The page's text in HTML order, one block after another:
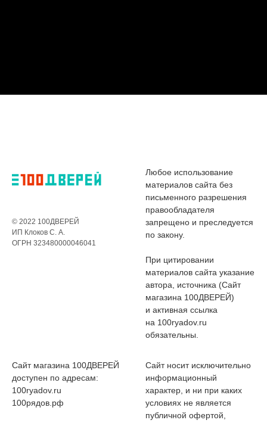
© 2022 100ДВЕРЕЙ
ИП Клоков С. А.
ОГРН 323480000046041
Любое использование
материалов сайта без
письменного разрешения
правообладателя
запрещено и преследуется
по закону.
При цитировании
материалов сайта указание
автора, источника (Сайт
магазина 100ДВЕРЕЙ)
и активная ссылка
на 100ryadov.ru
обязательны.
Сайт магазина 100ДВЕРЕЙ
доступен по адресам:
100ryadov.ru
100рядов.рф
Сайт носит исключительно
информационный
характер, и ни при каких
условиях не является
публичной офертой,